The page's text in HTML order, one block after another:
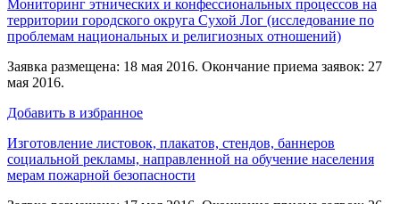
Мониторинг этнических и конфессиональных процессов на
территории городского округа Сухой Лог (исследование по
проблемам национальных и религиозных отношений)
Заявка размещена: 18 мая 2016. Окончание приема заявок: 27
мая 2016.
Добавить в избранное
Изготовление листовок, плакатов, стендов, баннеров
социальной рекламы, направленной на обучение населения
мерам пожарной безопасности